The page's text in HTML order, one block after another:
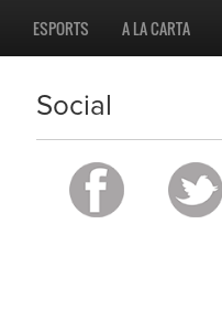
A LA CARTA
ESPORTS
Social